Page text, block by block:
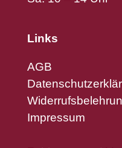
Links
AGB
Impressum